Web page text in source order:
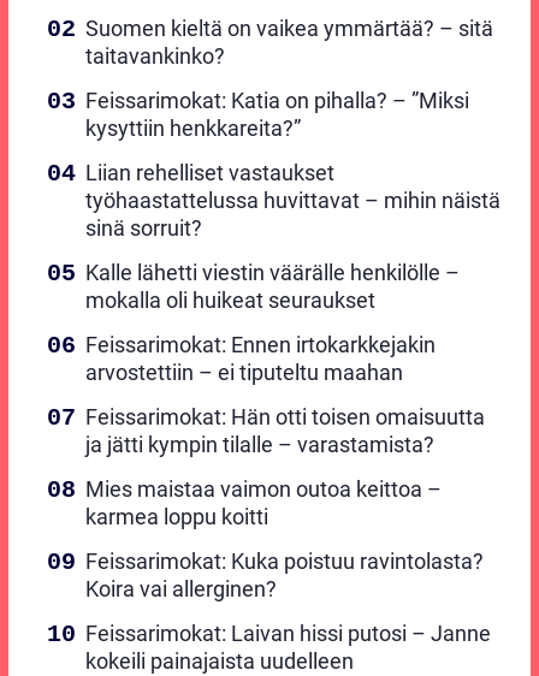
Suomen kieltä on vaikea ymmärtää? – sitä
taitavankinko?
Feissarimokat: Katia on pihalla? – ”Miksi
kysyttiin henkkareita?”
Liian rehelliset vastaukset
työhaastattelussa huvittavat – mihin näistä
sinä sorruit?
Kalle lähetti viestin väärälle henkilölle –
mokalla oli huikeat seuraukset
Feissarimokat: Ennen irtokarkkejakin
arvostettiin – ei tiputeltu maahan
Feissarimokat: Hän otti toisen omaisuutta
ja jätti kympin tilalle – varastamista?
Mies maistaa vaimon outoa keittoa –
karmea loppu koitti
Feissarimokat: Kuka poistuu ravintolasta?
Koira vai allerginen?
Feissarimokat: Laivan hissi putosi – Janne
kokeili painajaista uudelleen